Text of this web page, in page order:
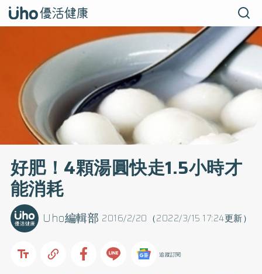
好肥！4顆湯圓快走1.5小時才
能消耗
2016/2/20（2022/3/15 17:24更新）
Uho編輯部
追蹤訂閱